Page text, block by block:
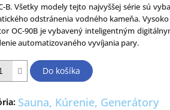
B. Všetky modely tejto najvyššej série sú
odstránenia vodného kameňa.
OC-90B je vybavený inteligentným
automatizovaného vyvíjania pary.
Do košíka
: Sauna, Kúrenie, Generátory